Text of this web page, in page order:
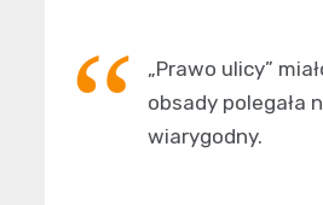
„Prawo ulicy”
obsady polegała
wiarygodny.